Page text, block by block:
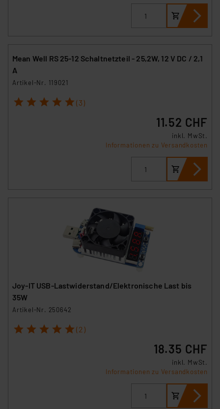
Mean Well RS 25-12 Schaltnetzteil - 25,2W, 12 V DC / 2,1
A
Artikel-Nr. 119021
1 2 3 4 5 (3)
11.52 CHF
inkl. MwSt.
Informationen zu Versandkosten
Joy-IT USB-Lastwiderstand/Elektronische Last bis
35W
Artikel-Nr. 250642
1 2 3 4 5 (2)
18.35 CHF
inkl. MwSt.
Informationen zu Versandkosten